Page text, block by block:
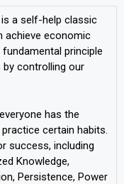
is a self-help classic
achieve economic
principle
controlling our
has the
certain habits.
success, including
Knowledge,
Persistence, Power